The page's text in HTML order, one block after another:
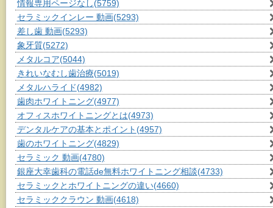
情報専用ページなし(5759)
セラミックインレー 動画(5293)
差し歯 動画(5293)
象牙質(5272)
メタルコア(5044)
きれいなむし歯治療(5019)
メタルハライド(4982)
歯肉ホワイトニング(4977)
オフィスホワイトニングとは(4973)
デンタルケアの基本とポイント (4957)
歯のホワイトニング(4829)
セラミック 動画(4780)
銀座大幸歯科の電話de無料ホワイトニング相談(4733)
セラミックとホワイトニングの違い(4660)
セラミッククラウン 動画(4618)